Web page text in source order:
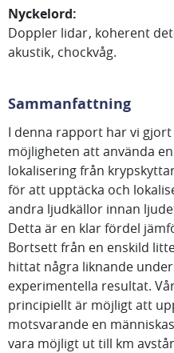
Nyckelord:
Doppler lidar koherent
akustik chockvåg.
Sammanfattning
I denna rapport har vi
möjligheten att använda
lokalisering från
för att upptäcka och
andra ljudkällor innan
Detta är en klar fördel
Bortsett från en enskild
hittat några liknande
experimentella resultat.
principiellt är möjligt att
motsvarande en
vara möjligt ut till km